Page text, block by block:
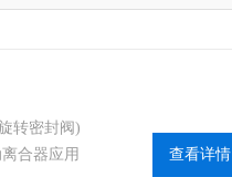
转密封阀)
合器应用
查看详情